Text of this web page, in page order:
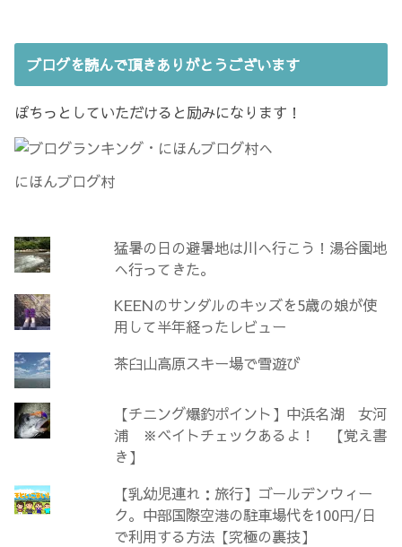
ブログを読んで頂きありがとうございます
ぽちっとしていただけると励みになります！
にほんブログ村
猛暑の日の避暑地は川へ行こう！湯谷園地
へ行ってきた。
KEENのサンダルのキッズを5歳の娘が使
用して半年経ったレビュー
茶臼山高原スキー場で雪遊び
【チニング爆釣ポイント】中浜名湖 女河
浦 ※ベイトチェックあるよ！ 【覚え書
き】
【乳幼児連れ：旅行】ゴールデンウィー
ク。中部国際空港の駐車場代を100円/日
で利用する方法【究極の裏技】